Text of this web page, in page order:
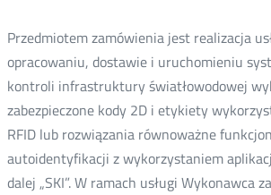
Przedmiotem zamówienia jest realizacja
opracowaniu, dostawie i uruchomieniu
kontroli infrastruktury światłowodowej
zabezpieczone kody 2D i etykiety
RFID lub rozwiązania równoważne
autoidentyfikacji z wykorzystaniem
dalej „SKI”. W ramach usługi Wykonawca